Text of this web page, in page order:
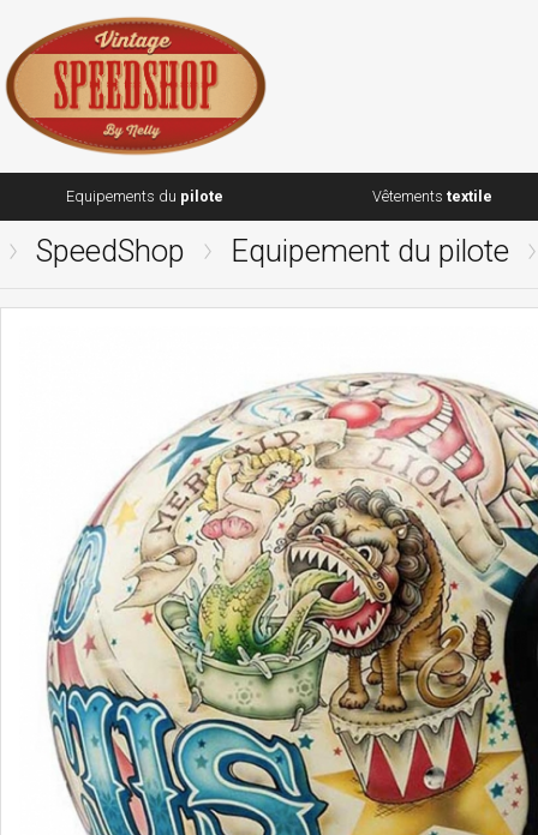
Equipements du pilote Vêtements textile
SpeedShop Equipement du pilote